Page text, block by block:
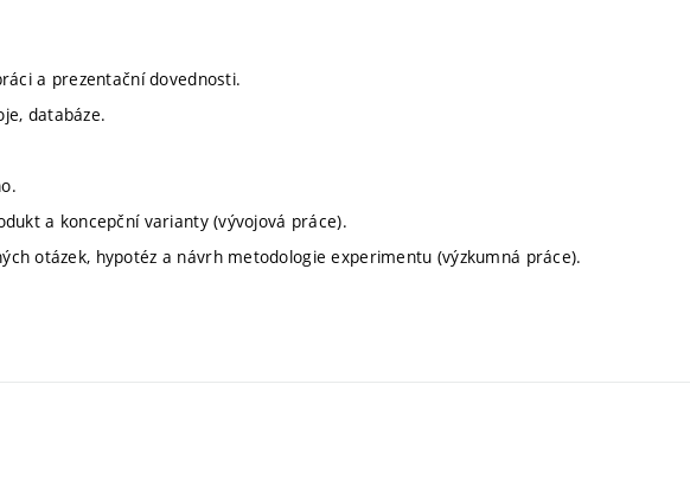
a prezentační dovednosti.
databáze.
a koncepční varianty (vývojová práce).
otázek, hypotéz a návrh metodologie experimentu (výzkumná práce).